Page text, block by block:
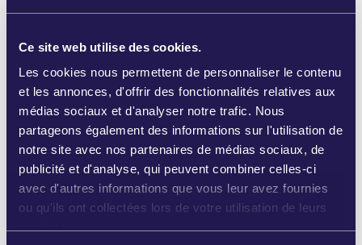
Ce site web utilise des cookies.
Les cookies nous permettent de personnaliser le contenu
et les annonces, d'offrir des fonctionnalités relatives aux
médias sociaux et d'analyser notre trafic. Nous
partageons également des informations sur l'utilisation de
notre site avec nos partenaires de médias sociaux, de
publicité et d'analyse, qui peuvent combiner celles-ci
avec d'autres informations que vous leur avez fournies
ou qu'ils ont collectées lors de votre utilisation de leurs
Parlement européen continuent de défendre des
projets ambitieux visant à réduire l’utilisation des
pesticides.Nous devons renforcer leur position
et faire taire les lobbyistes des entreprises.
Demandez à votre représentant·e de mettre un
terme à la dépendance aux pesticides !
Références: